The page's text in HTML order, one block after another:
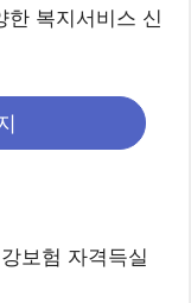
한 복지서비스 신
보험 자격득실